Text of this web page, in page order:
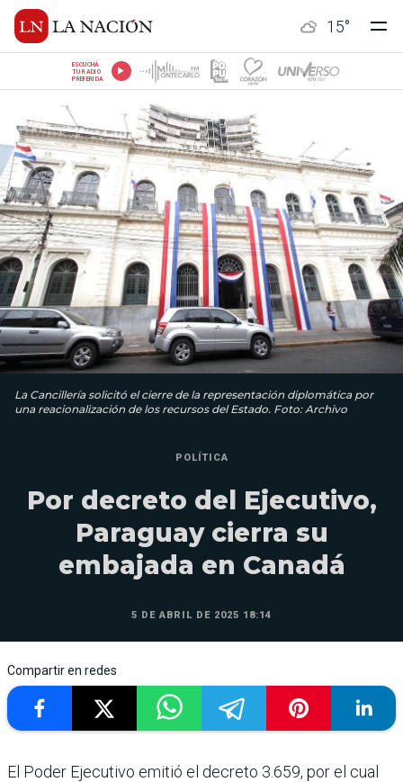
15°
ESCUCHÁ
TU RADIO
PREFERIDA
La Cancillería solicitó el cierre de la representación diplomática por
una reacionalización de los recursos del Estado. Foto: Archivo
POLÍTICA
Por decreto del Ejecutivo,
Paraguay cierra su
embajada en Canadá
5 DE ABRIL DE 2025 18:14
Compartir en redes
El Poder Ejecutivo emitió el decreto 3.659, por el cual